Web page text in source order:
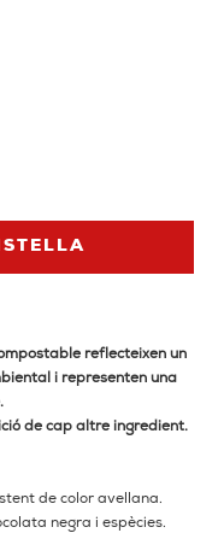
reflecteixen un
i representen una
de cap altre ingredient.
de color avellana.
negra i espècies.